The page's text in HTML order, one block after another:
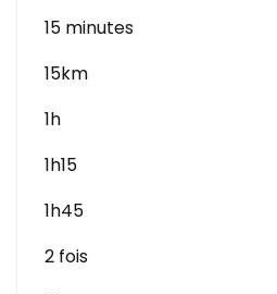
15 minutes
15km
1h
1h15
1h45
2 fois